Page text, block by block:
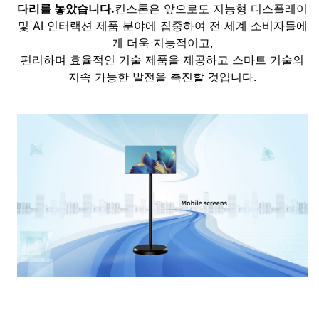
다리를 놓았습니다.킨스톤은 앞으로도 지능형 디스플레이
및 AI 인터랙션 제품 분야에 집중하여 전 세계 소비자들에
게 더욱 지능적이고,
편리하며 효율적인 기술 제품을 제공하고 스마트 기술의
지속 가능한 발전을 촉진할 것입니다.